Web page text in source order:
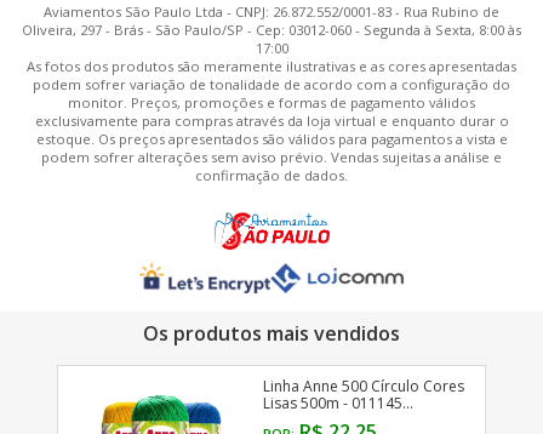
Aviamentos São Paulo Ltda - CNPJ: 26.872.552/0001-83 - Rua Rubino de
Oliveira, 297 - Brás - São Paulo/SP - Cep: 03012-060 - Segunda à Sexta, 8:00 às
17:00
As fotos dos produtos são meramente ilustrativas e as cores apresentadas
podem sofrer variação de tonalidade de acordo com a configuração do
monitor. Preços, promoções e formas de pagamento válidos
exclusivamente para compras através da loja virtual e enquanto durar o
estoque. Os preços apresentados são válidos para pagamentos a vista e
podem sofrer alterações sem aviso prévio. Vendas sujeitas a análise e
confirmação de dados.